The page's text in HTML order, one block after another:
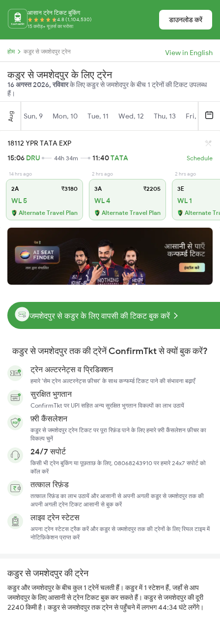
आसान ट्रेन टिकट बुकिंग
4.8 (1,104,530)
15 करोड़+ यूज़र्स का भरोसा
डाउनलोड करें
होम कडुर से जमशेदपुर ट्रेन View in English
कडुर से जमशेदपुर के लिए ट्रेन
16 अगस्त 2026, रविवारके लिए कडुर से जमशेदपुर के बीच 1 ट्रेनों की टिकट उपलब्ध
हैं।
Aug Sun, 9 Mon, 10 Tue, 11 Wed, 12 Thu, 13 Fri, 14
18112 YPR TATA EXP
15:06 DRU 44h 34m 11:40TATA Schedule
14 hrs ago
2A ₹3180
WL 5
Alternate Travel Plan
2 hrs ago
3A ₹2205
WL 4
Alternate Travel Plan
2 hrs ago
3E
WL 1
Alternate
जमशेदपुर से कडुर के लिए वापसी की टिकट बुक करें
कडुर से जमशेदपुर तक की ट्रेनें ConfirmTkt से क्यों बुक करें?
ट्रेन अल्टरनेट्स व प्रिडिक्शन
हमारे 'सेम ट्रेन अल्टरनेट्स फ़ीचर' के साथ कन्फर्म्ड टिकट पाने की संभावना बढ़ाएँ
सुरक्षित भुगतान
ConfirmTkt पर UPI सहित अन्य सुरक्षित भुगतान विकल्पों का लाभ उठायें
फ़्री कैंसलेशन
कडुर से जमशेदपुर ट्रेन टिकट पर पूरा रिफ़ंड पाने के लिए हमारे फ़्री कैंसलेशन फ़ीचर का
विकल्प चुनें
24/7 सपोर्ट
किसी भी ट्रेन बुकिंग या पूछताछ के लिए, 08068243910 पर हमारे 24x7 सपोर्ट को
कॉल करें
तत्काल रिफ़ंड
तत्काल रिफ़ंड का लाभ उठायें और आसानी से अपनी अगली कडुर से जमशेदपुर तक की
अपनी अगली ट्रेन टिकट आसानी से बुक करें
लाइव ट्रेन स्टेटस
अपना ट्रेन स्टेटस ट्रैक करें और कडुर से जमशेदपुर तक की ट्रेनों के लिए रियल टाइम में
नोटिफ़िकेशन प्राप्त करें
कडुर से जमशेदपुर की ट्रेन
कडुर और जमशेदपुर के बीच कुल 1 ट्रेनें चलती हैं। कडुर में 1 स्टेशन हैं, जहाँ से आप
जमशेदपुर के लिए आसानी से ट्रेन टिकट बुक कर सकते हैं। कडुर से जमशेदपुर की दूरी
2240 किमी है। कडुर से जमशेदपुर तक ट्रेन से पहुँचने में लगभग 44:34 घंटे लगेंगे।